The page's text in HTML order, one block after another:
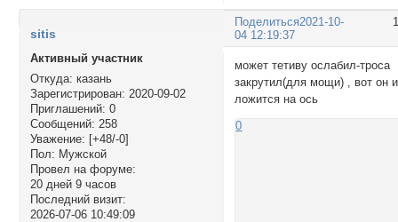
Поделиться2021-10-
04 12:19:37
sitis
Активный участник
Откуда: казань
Зарегистрирован: 2020-09-02
Приглашений: 0
Сообщений: 258
Уважение: [+48/-0]
Пол: Мужской
Провел на форуме:
20 дней 9 часов
Последний визит:
2026-07-06 10:49:09
может тетиву ослабил-троса
закрутил(для мощи) , вот он и
ложится на ось
0